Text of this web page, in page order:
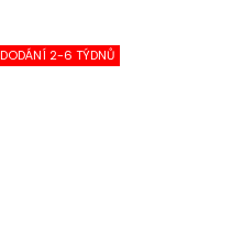
DODÁNÍ 2-6 TÝDNŮ